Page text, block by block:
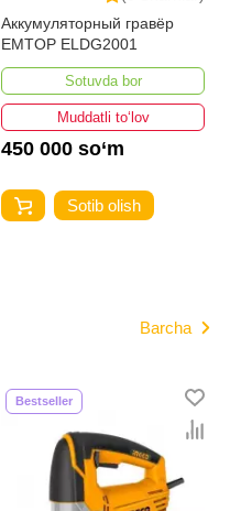
Аккумуляторный гравёр
EMTOP ELDG2001
Sotuvda bor
Muddatli to‘lov
450 000 so‘m
Sotib olish
Barcha
Bestseller